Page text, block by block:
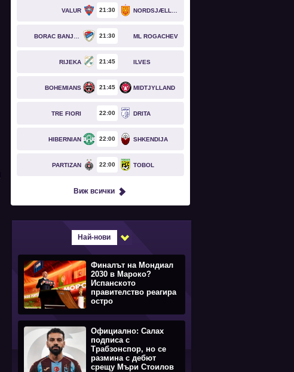
VALUR 21 30
21 30 ML ROGACHEV
RIJEKA 21 45 ILVES
BOHEMIANS 21 45 MIDTJYLLAND
TRE FIORI 22 00 DRITA
HIBERNIAN 22 00 SHKENDIJA
PARTIZAN 22 00 TOBOL
Виж всички
Най-нови
Финалът на Мондиал
2030 в Мароко?
Испанското
правителство реагира
остро
Официално: Салах
подписа с
Трабзонспор, но се
размина с дебют
срещу Мъри Стоилов